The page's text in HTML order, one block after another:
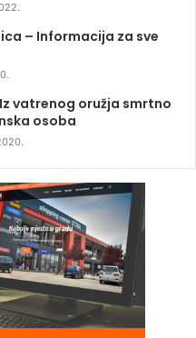
– Informacija za sve
vatrenog oružja smrtno
osoba